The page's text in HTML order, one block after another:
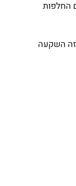
החלפות
זה השקעה